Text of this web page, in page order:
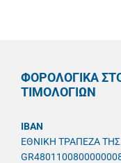
ΦΟΡΟΛΟΓΙΚΑ
ΤΙΜΟΛΟΓΙΩΝ
IBAN
ΕΘΝΙΚΗ ΤΡΑΠΕΖΑ